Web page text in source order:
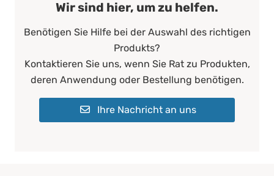
Wir sind hier, um zu helfen.
Benötigen Sie Hilfe bei der Auswahl des richtigen
Produkts?
Kontaktieren Sie uns, wenn Sie Rat zu Produkten,
deren Anwendung oder Bestellung benötigen.
Ihre Nachricht an uns